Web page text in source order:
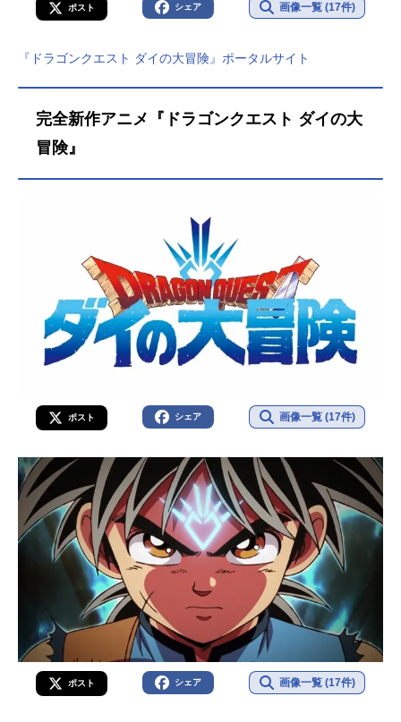
ポスト シェア 画像一覧 (17件)
『ドラゴンクエスト ダイの大冒険』ポータルサイト
完全新作アニメ『ドラゴンクエスト ダイの大
冒険』
ポスト シェア 画像一覧 (17件)
ポスト シェア 画像一覧 (17件)